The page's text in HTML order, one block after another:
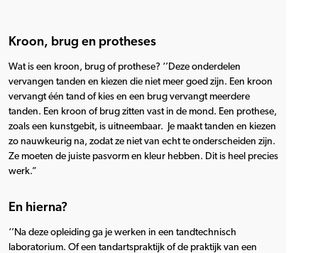
Kroon, brug en protheses
Wat is een kroon, brug of prothese? ‘’Deze onderdelen
vervangen tanden en kiezen die niet meer goed zijn. Een kroon
vervangt één tand of kies en een brug vervangt meerdere
tanden. Een kroon of brug zitten vast in de mond. Een prothese,
zoals een kunstgebit, is uitneembaar. Je maakt tanden en kiezen
zo nauwkeurig na, zodat ze niet van echt te onderscheiden zijn.
Ze moeten de juiste pasvorm en kleur hebben. Dit is heel precies
werk.”
En hierna?
‘’Na deze opleiding ga je werken in een tandtechnisch
laboratorium. Of een tandartspraktijk of de praktijk van een